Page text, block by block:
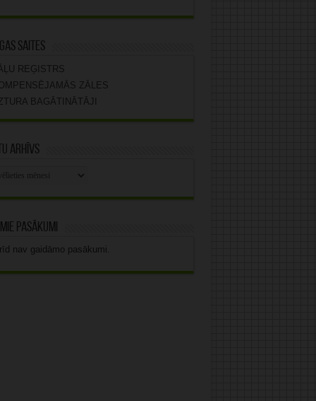
saites
REĢISTRS
ZĀLES
BAGĀTINĀTĀJI
arhīvs
pasākumi
nav gaidāmo pasākumi.